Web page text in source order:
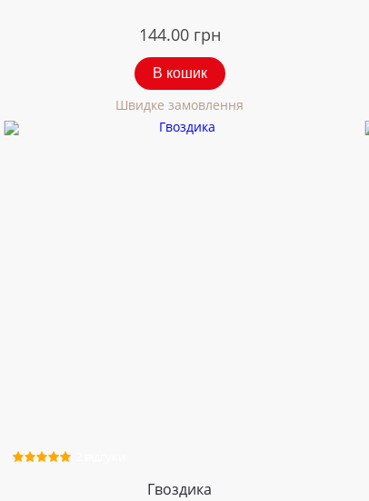
144.00 грн
В кошик
Швидке замовлення
Гвоздика